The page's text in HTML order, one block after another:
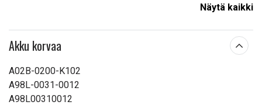
Näytä kaikki
Akku korvaa
A02B-0200-K102
A98L-0031-0012
A98L00310012